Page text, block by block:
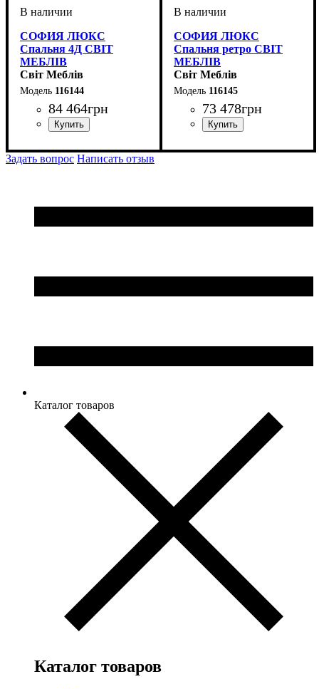
СОФИЯ ЛЮКС
Спальня 4Д СВІТ
МЕБЛІВ
Світ Меблів
116144
84 464грн
СОФИЯ ЛЮКС
Спальня ретро СВІТ
МЕБЛІВ
Світ Меблів
116145
73 478грн
Задать вопрос Написать отзыв
Каталог товаров
Каталог товаров